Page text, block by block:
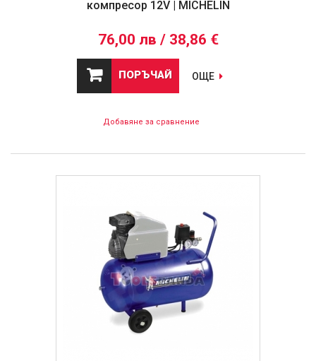
компресор 12V | MICHELIN
76,00 лв / 38,86 €
ПОРЪЧАЙ ОЩЕ
Добавяне за сравнение